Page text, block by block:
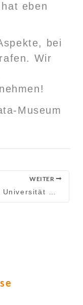
eben
bei
Wir
WEITER